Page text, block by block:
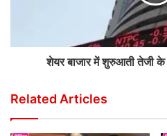
शेयर बाजार में शुरुआती तेजी के
Related Articles